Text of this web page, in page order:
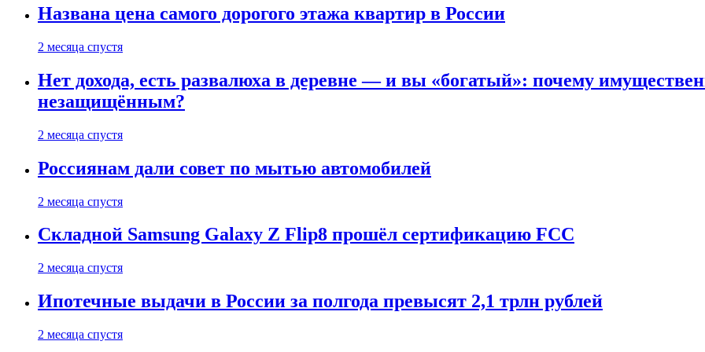
Названа цена самого дорогого этажа квартир в России
2 месяца спустя
Нет дохода, есть развалюха в деревне — и вы «богатый»: почему
незащищённым?
2 месяца спустя
Россиянам дали совет по мытью автомобилей
2 месяца спустя
Складной Samsung Galaxy Z Flip8 прошёл сертификацию FCC
2 месяца спустя
Ипотечные выдачи в России за полгода превысят 2,1 трлн рублей
2 месяца спустя